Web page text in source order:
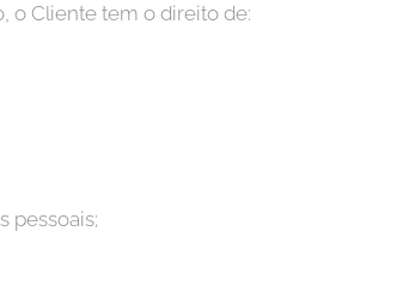
o Cliente tem o direito de:
pessoais;